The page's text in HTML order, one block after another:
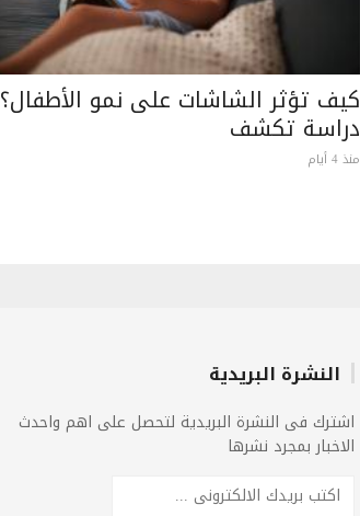
كيف تؤثر الشاشات على نمو الأطفال؟
دراسة تكشف
منذ 4 أيام
النشرة البريدية
اشترك فى النشرة البريدية لتحصل على اهم واحدث
الاخبار بمجرد نشرها